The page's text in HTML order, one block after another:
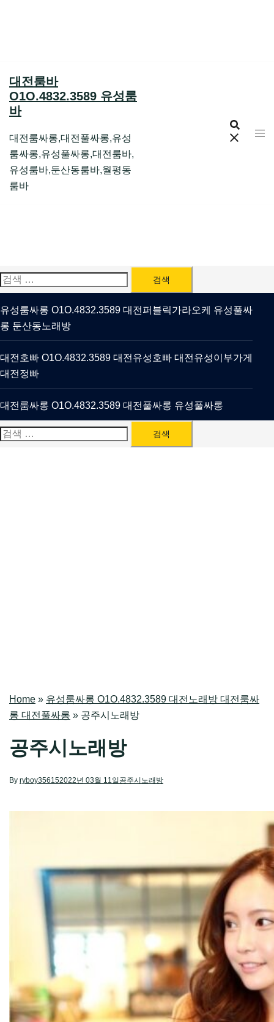
대전룸바
O1O.4832.3589 유성룸
바
대전룸싸롱,대전풀싸롱,유성
룸싸롱,유성풀싸롱,대전룸바,
유성룸바,둔산동룸바,월평동
룸바
검
색:
유성룸싸롱 O1O.4832.3589 대전퍼블릭가라오케 유성풀싸
롱 둔산동노래방
대전호빠 O1O.4832.3589 대전유성호빠 대전유성이부가게
대전정빠
대전룸싸롱 O1O.4832.3589 대전풀싸롱 유성풀싸롱
검
Home » 유성룸싸롱 O1O.4832.3589 대전노래방 대전룸싸
롱 대전풀싸롱 » 공주시노래방
공주시노래방
By ryboy356152022년 03월 11일 공주시노래방